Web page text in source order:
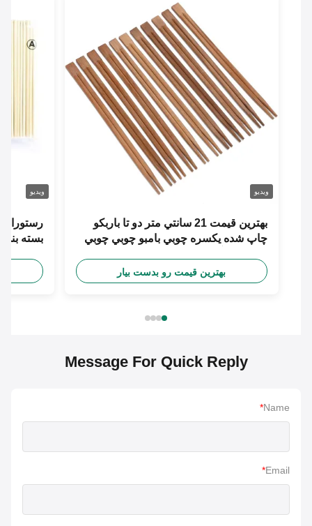
بهترين قيمت 21 سانتي متر دو تا باربکو
چاپ شده يكسره چوبي بامبو چوبي چوبي
بهترین قیمت رو بدست بیار
بسته بندی
Message For Quick Reply
Name
*
Email
*